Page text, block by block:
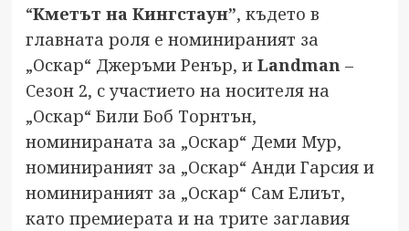
“Кметът на Кингстаун”, където в
главната роля е номинираният за
„Оскар“ Джеръми Ренър, и Landman –
Сезон 2, с участието на носителя на
„Оскар“ Били Боб Торнтън,
номинираната за „Оскар“ Деми Мур,
номинираният за „Оскар“ Анди Гарсия и
номинираният за „Оскар“ Сам Елиът,
като премиерата и на трите заглавия